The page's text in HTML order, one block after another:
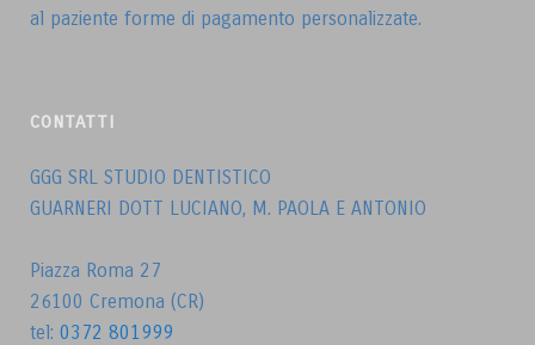
al paziente forme di pagamento personalizzate.
CONTATTI
GGG SRL STUDIO DENTISTICO
GUARNERI DOTT LUCIANO, M. PAOLA E ANTONIO
Piazza Roma 27
26100 Cremona (CR)
tel: 0372 801999